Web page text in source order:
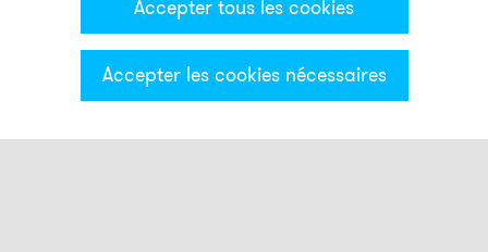
Catégories & Filter
Accepter tous les cookies
Accepter les cookies nécessaires